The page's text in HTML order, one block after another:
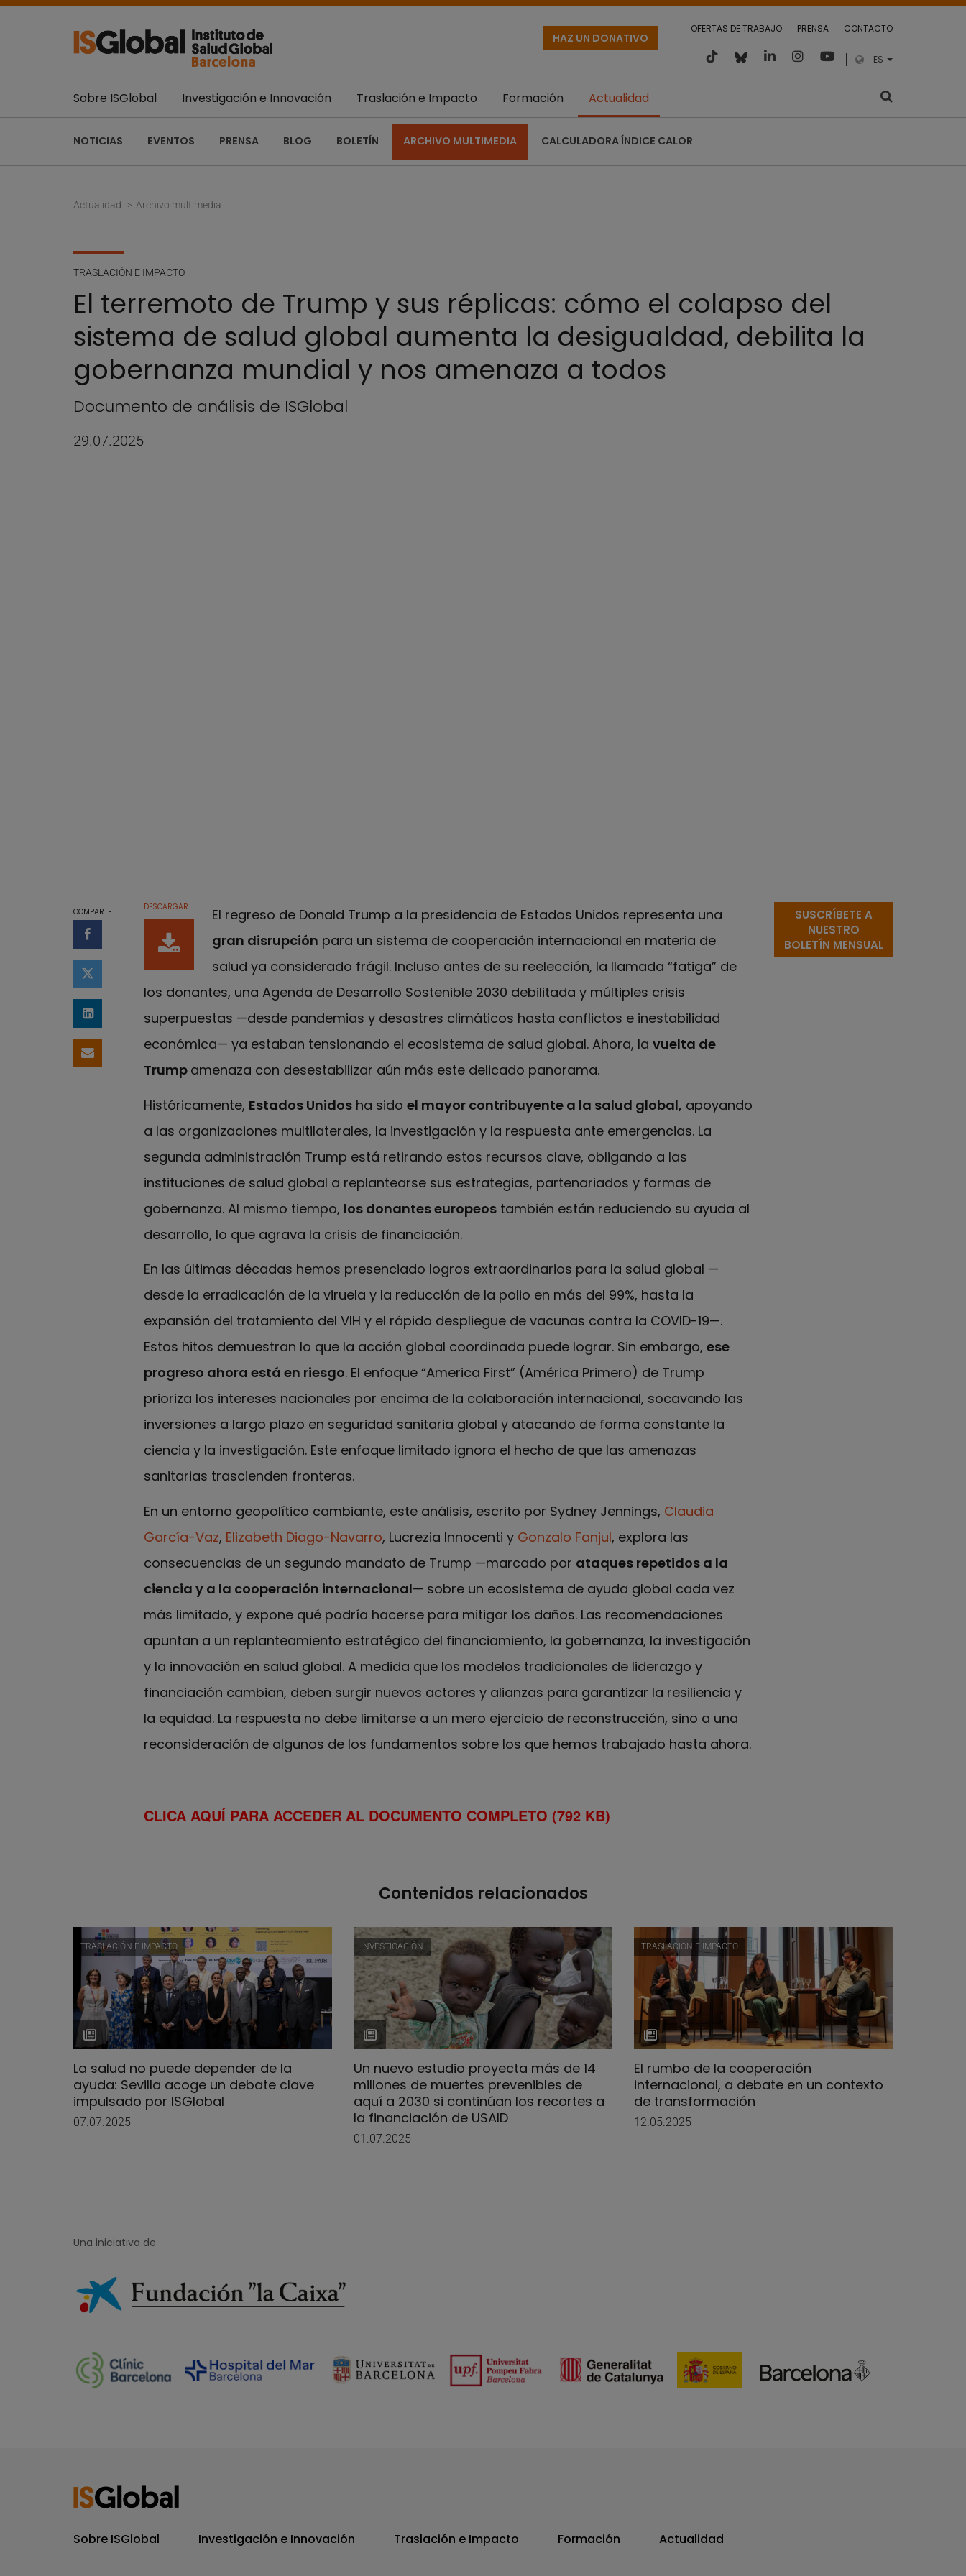
OFERTAS DE TRABAJO PRENSA CONTACTO
ES
HAZ UN DONATIVO
Sobre ISGlobal Investigación e Innovación Traslación e Impacto Formación Actualidad
NOTICIAS EVENTOS PRENSA BLOG BOLETÍN ARCHIVO MULTIMEDIA CALCULADORA ÍNDICE CALOR
Actualidad Archivo multimedia
TRASLACIÓN E IMPACTO
El terremoto de Trump y sus réplicas: cómo el colapso del
sistema de salud global aumenta la desigualdad, debilita la
gobernanza mundial y nos amenaza a todos
Documento de análisis de ISGlobal
29.07.2025
COMPARTE
Compartir en Facebook
Compartir en Twitter
Compartir en LinkedIn
Compartir por email
DESCARGAR
El regreso de Donald Trump a la presidencia de Estados Unidos representa una
gran disrupción para un sistema de cooperación internacional en materia de
salud ya considerado frágil. Incluso antes de su reelección, la llamada “fatiga” de
los donantes, una Agenda de Desarrollo Sostenible 2030 debilitada y múltiples crisis
superpuestas —desde pandemias y desastres climáticos hasta conflictos e inestabilidad
económica— ya estaban tensionando el ecosistema de salud global. Ahora, la vuelta de
Trump amenaza con desestabilizar aún más este delicado panorama.
Históricamente, Estados Unidosha sido el mayor contribuyente a la salud global, apoyando
a las organizaciones multilaterales, la investigación y la respuesta ante emergencias. La
segunda administración Trump está retirando estos recursos clave, obligando a las
instituciones de salud global a replantearse sus estrategias, partenariados y formas de
gobernanza. Al mismo tiempo, los donantes europeostambién están reduciendo su ayuda al
desarrollo, lo que agrava la crisis de financiación.
En las últimas décadas hemos presenciado logros extraordinarios para la salud global —
desde la erradicación de la viruela y la reducción de la polio en más del 99%, hasta la
expansión del tratamiento del VIH y el rápido despliegue de vacunas contra la COVID-19—.
Estos hitos demuestran lo que la acción global coordinada puede lograr. Sin embargo, ese
progreso ahora está en riesgo. El enfoque “America First” (América Primero) de Trump
prioriza los intereses nacionales por encima de la colaboración internacional, socavando las
inversiones a largo plazo en seguridad sanitaria global y atacando de forma constante la
ciencia y la investigación. Este enfoque limitado ignora el hecho de que las amenazas
sanitarias trascienden fronteras.
En un entorno geopolítico cambiante, este análisis, escrito por Sydney Jennings, Claudia
García-Vaz, Elizabeth Diago-Navarro, Lucrezia Innocenti y Gonzalo Fanjul, explora las
consecuencias de un segundo mandato de Trump —marcado por ataques repetidos a la
ciencia y a la cooperación internacional— sobre un ecosistema de ayuda global cada vez
más limitado, y expone qué podría hacerse para mitigar los daños. Las recomendaciones
apuntan a un replanteamiento estratégico del financiamiento, la gobernanza, la investigación
y la innovación en salud global. A medida que los modelos tradicionales de liderazgo y
financiación cambian, deben surgir nuevos actores y alianzas para garantizar la resiliencia y
la equidad. La respuesta no debe limitarse a un mero ejercicio de reconstrucción, sino a una
reconsideración de algunos de los fundamentos sobre los que hemos trabajado hasta ahora.
CLICA AQUÍ PARA ACCEDER AL DOCUMENTO COMPLETO (792 KB)
SUSCRÍBETE A
NUESTRO
BOLETÍN MENSUAL
Contenidos relacionados
TRASLACIÓN E IMPACTO
La salud no puede depender de la
ayuda: Sevilla acoge un debate clave
impulsado por ISGlobal
07.07.2025
INVESTIGACIÓN
Un nuevo estudio proyecta más de 14
millones de muertes prevenibles de
aquí a 2030 si continúan los recortes a
la financiación de USAID
01.07.2025
TRASLACIÓN E IMPACTO
El rumbo de la cooperación
internacional, a debate en un contexto
de transformación
12.05.2025
Una iniciativa de
Sobre ISGlobal Investigación e Innovación Traslación e Impacto Formación Actualidad